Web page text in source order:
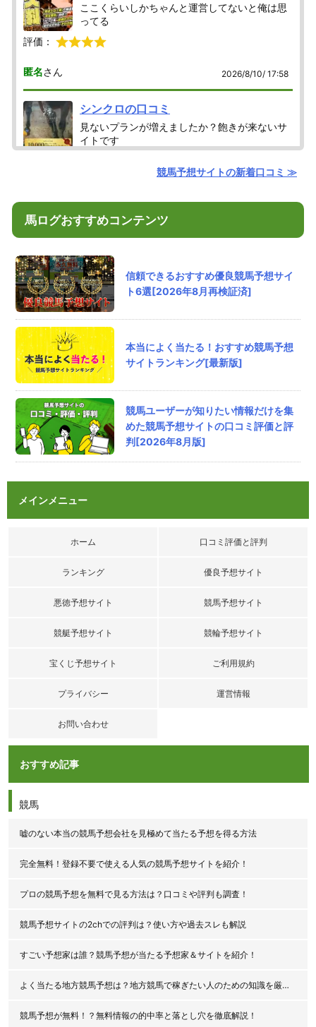
ここくらいしかちゃんと運営してないと俺は思
ってる
評価：
匿名さん 2026/8/10/ 17:58
シンクロの口コミ
見ないプランが増えましたか？飽きが来ないサ
イトです
うまジェネの口コミ
に乗り換えた
こっちのが回収率が高かった
評価：
おじいさん
ターフビジョン( TURF VISION )の口コミ
ターフビジョンは詰まる所平日の地方競馬ジャ
ーナルが一番稼げてる気がする
評価：
匿名さん
テキラボの口コミ
はいはいまたカタカナ4文字サイトｗ
競馬予想サイトの新着口コミ ≫
馬ログおすすめコンテンツ
信頼できるおすすめ優良競馬予想サイ
ト6選[2026年8月再検証済]
本当によく当たる！おすすめ競馬予想
サイトランキング[最新版]
競馬ユーザーが知りたい情報だけを集
めた競馬予想サイトの口コミ評価と評
判[2026年8月版]
メインメニュー
ホーム 口コミ評価と評判
ランキング 優良予想サイト
悪徳予想サイト 競馬予想サイト
競艇予想サイト 競輪予想サイト
宝くじ予想サイト ご利用規約
プライバシー 運営情報
お問い合わせ
おすすめ記事
競馬
嘘のない本当の競馬予想会社を見極めて当たる予想を得る方法
完全無料！登録不要で使える人気の競馬予想サイトを紹介！
プロの競馬予想を無料で見る方法は？口コミや評判も調査！
競馬予想サイトの2chでの評判は？使い方や過去スレも解説
すごい予想家は誰？競馬予想が当たる予想家＆サイトを紹介！
よく当たる地方競馬予想は？地方競馬で稼ぎたい人のための知識を厳選公開！
競馬予想が無料！？無料情報の的中率と落とし穴を徹底解説！